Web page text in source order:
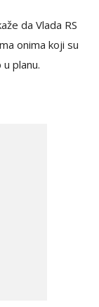
da Vlada RS
onima koji su
planu.